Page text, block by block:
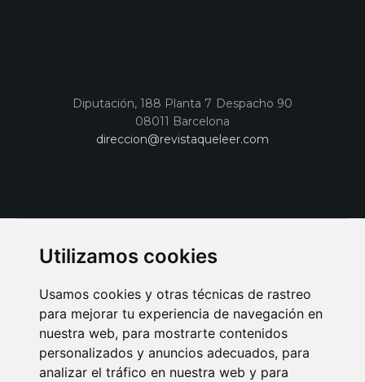
Utilizamos cookies
Usamos cookies y otras técnicas de rastreo
para mejorar tu experiencia de navegación en
nuestra web, para mostrarte contenidos
personalizados y anuncios adecuados, para
analizar el tráfico en nuestra web y para
Diputación, 188 Planta 7 Despacho 90
08011 Barcelona
direccion@revistaqueleer.com
AVISO LEGAL POLITICA DE COOKIES POLITICA DE PRIVACIDAD